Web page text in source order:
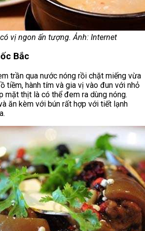
vị ngon ấn tượng. Ảnh: Internet
Bắc
trần qua nước nóng rồi chặt miếng vừa
tiềm, hành tím và gia vị vào đun với nhỏ
mặt thịt là có thể đem ra dùng nóng.
ăn kèm với bún rất hợp với tiết lạnh